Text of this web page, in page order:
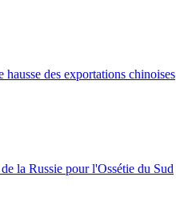
des exportations chinoises
la Russie pour l'Ossétie du Sud